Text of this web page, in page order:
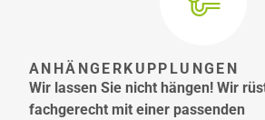
ANHÄNGERKUPPLUNGEN
Wir lassen Sie nicht hängen! Wir
fachgerecht mit einer passenden